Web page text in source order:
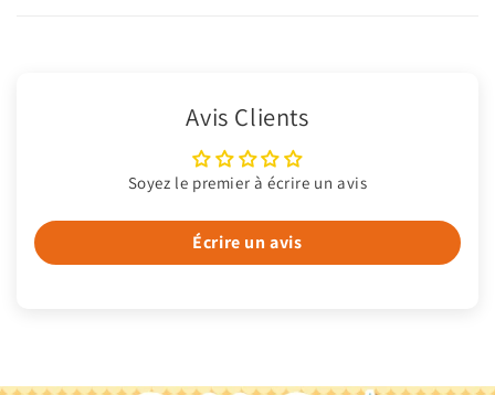
Avis Clients
Soyez le premier à écrire un avis
Écrire un avis